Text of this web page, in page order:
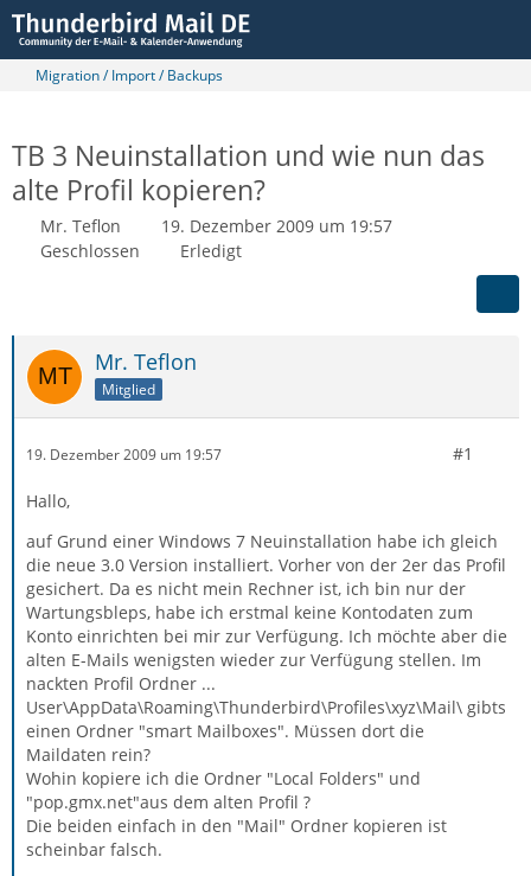
Migration / Import / Backups
TB 3 Neuinstallation und wie nun das
alte Profil kopieren?
Mr. Teflon
19. Dezember 2009 um 19:57
Geschlossen
Erledigt
Mr. Teflon
Mitglied
19. Dezember 2009 um 19:57 #1
Hallo,
auf Grund einer Windows 7 Neuinstallation habe ich gleich
die neue 3.0 Version installiert. Vorher von der 2er das Profil
gesichert. Da es nicht mein Rechner ist, ich bin nur der
Wartungsbleps, habe ich erstmal keine Kontodaten zum
Konto einrichten bei mir zur Verfügung. Ich möchte aber die
alten E-Mails wenigsten wieder zur Verfügung stellen. Im
nackten Profil Ordner ...
User\AppData\Roaming\Thunderbird\Profiles\xyz\Mail\ gibts
einen Ordner "smart Mailboxes". Müssen dort die
Maildaten rein?
Wohin kopiere ich die Ordner "Local Folders" und
"pop.gmx.net"aus dem alten Profil ?
Die beiden einfach in den "Mail" Ordner kopieren ist
scheinbar falsch.